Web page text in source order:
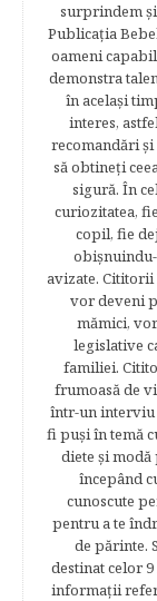
surprindem
Publicația
oameni
demonstra
în acelaşi
interes,
recomandări
să obtineţi
sigură. În
curiozitatea,
copil, fie
avizate.
vor deveni
mămici,
legislative
familiei.
frumoasă de
într-un interviu
fi puşi în temă
diete şi
începând
cunoscute
pentru a te
de părinte.
destinat celor
informaţii